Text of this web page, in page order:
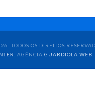
TODOS OS DIREITOS
. AGÊNCIA GUARDIOLA WEB